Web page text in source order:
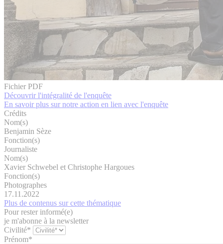
Fichier PDF
Découvrir l'intégralité de l'enquête
En savoir plus sur notre action en lien avec l'enquête
Crédits
Nom(s)
Benjamin Sèze
Fonction(s)
Journaliste
Nom(s)
Xavier Schwebel et Christophe Hargoues
Fonction(s)
Photographes
17.11.2022
Plus de contenus sur cette thématique
Pour rester informé(e)
je m'abonne à la newsletter
Civilité*
Prénom*